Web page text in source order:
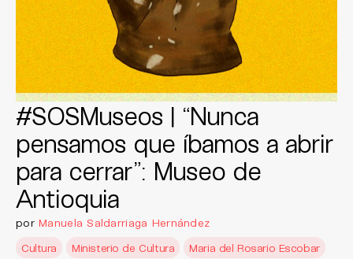
#SOSMuseos | “Nunca
pensamos que íbamos a abrir
para cerrar”: Museo de
Antioquia
por Manuela Saldarriaga Hernández
Cultura
Ministerio de Cultura
Maria del Rosario Escobar